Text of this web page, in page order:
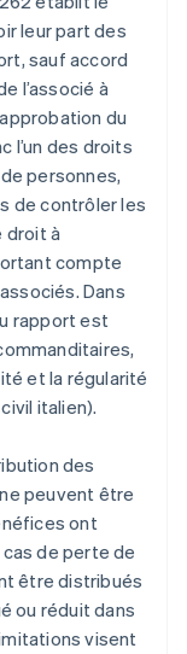
leur part des
sauf accord
l’associé à
du
l’un des droits
personnes,
de contrôler les
droit à
compte
Dans
rapport est
et la régularité
italien).
des
peuvent être
ont
de perte de
être distribués
ou réduit dans
visent